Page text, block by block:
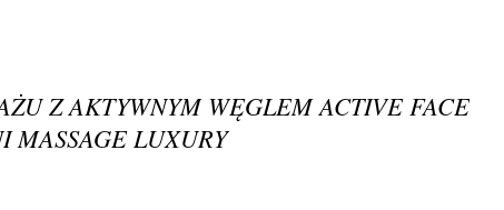
Z AKTYWNYM WĘGLEM ACTIVE FACE
MASSAGE LUXURY